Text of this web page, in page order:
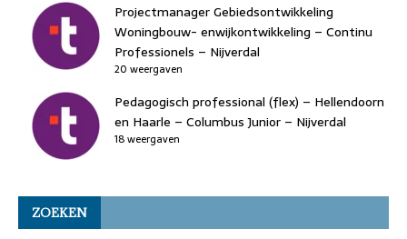
Projectmanager Gebiedsontwikkeling
Woningbouw- enwijkontwikkeling – Continu
Professionels – Nijverdal
20 weergaven
Pedagogisch professional (flex) – Hellendoorn
en Haarle – Columbus Junior – Nijverdal
18 weergaven
ZOEKEN